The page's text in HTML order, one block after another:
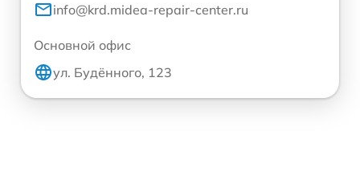
info@krd.midea-repair-center.ru
Основной офис
ул. Будённого, 123